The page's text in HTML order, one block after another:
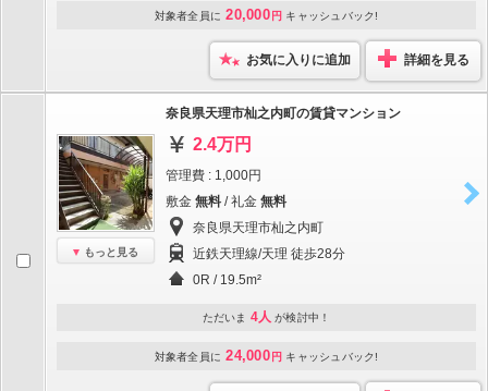
対象者全員に 20,000 円 キャッシュバック!
お気に入りに追加 詳細を見る
もっと見る
奈良県天理市杣之内町の賃貸マンション
2.4万円
管理費 : 1,000円
敷金 無料 / 礼金 無料
奈良県天理市杣之内町
近鉄天理線/天理 徒歩28分
0R / 19.5m²
ただいま 4人 が検討中！
対象者全員に 24,000 円 キャッシュバック!